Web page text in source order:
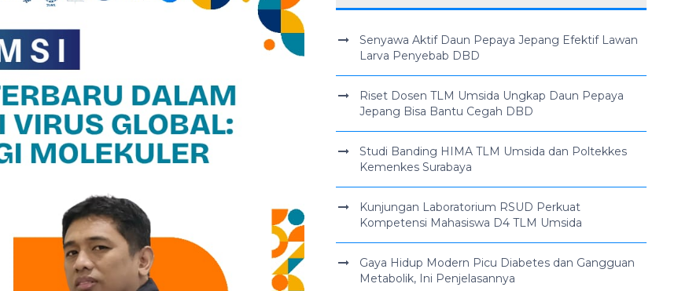
Senyawa Aktif Daun Pepaya Jepang Efektif Lawan
Larva Penyebab DBD
Riset Dosen TLM Umsida Ungkap Daun Pepaya
Jepang Bisa Bantu Cegah DBD
Studi Banding HIMA TLM Umsida dan Poltekkes
Kemenkes Surabaya
Kunjungan Laboratorium RSUD Perkuat
Kompetensi Mahasiswa D4 TLM Umsida
Gaya Hidup Modern Picu Diabetes dan Gangguan
Metabolik, Ini Penjelasannya